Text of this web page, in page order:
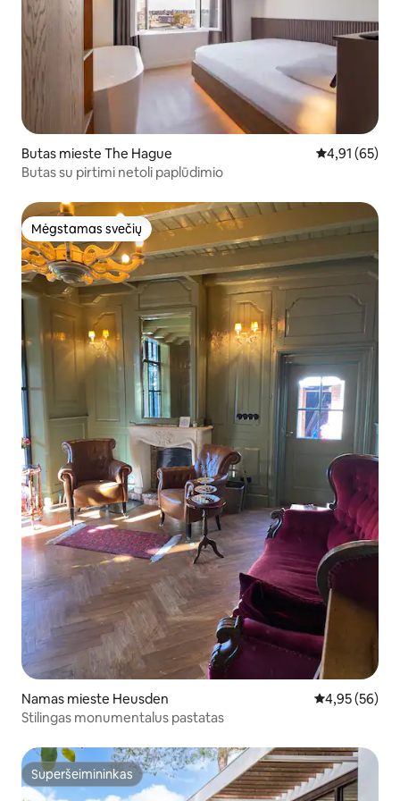
Butas mieste The Hague Vidutinis
4,91 (65)
Butas su pirtimi netoli paplūdimio
Mėgstamas svečių
Mėgstamas svečių
Namas mieste Heusden Vidutinis
4,95 (56)
Stilingas monumentalus pastatas
Superšeimininkas
Superšeimininkas